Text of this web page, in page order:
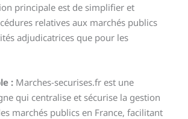
principale est de simplifier et
relatives aux marchés publics
adjudicatrices que pour les
: Marches-securises.fr est une
qui centralise et sécurise la gestion
marchés publics en France, facilitant